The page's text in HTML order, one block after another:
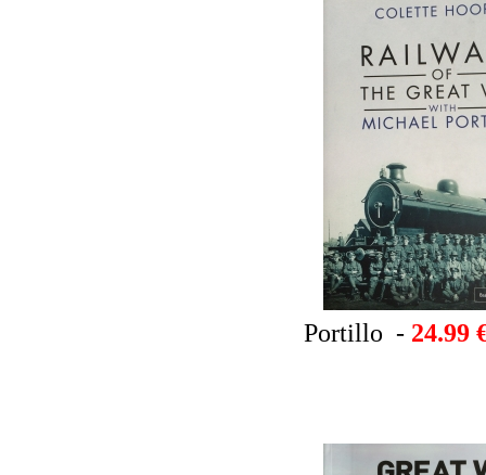
Portillo - 24.99